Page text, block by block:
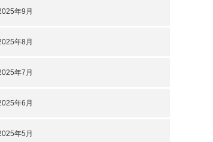
年9月
年8月
年7月
年6月
年5月